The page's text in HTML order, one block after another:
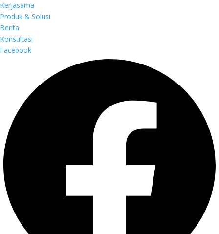
Kerjasama
Produk & Solusi
Berita
Konsultasi
Facebook